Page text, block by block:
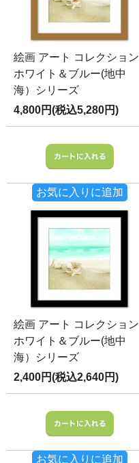
絵画 アート コレクション
ホワイト＆ブルー(地中
海）シリーズ
4,800円(税込5,280円)
お気に入りに追加
絵画 アート コレクション
ホワイト＆ブルー(地中
海）シリーズ
2,400円(税込2,640円)
お気に入りに追加